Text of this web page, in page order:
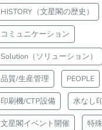
HISTORY（文星閣の歴史）
コミュニケーション
Solution（ソリューション）
品質/生産管理 PEOPLE
印刷機/CTP設備 水なし
文星閣イベント開催 特